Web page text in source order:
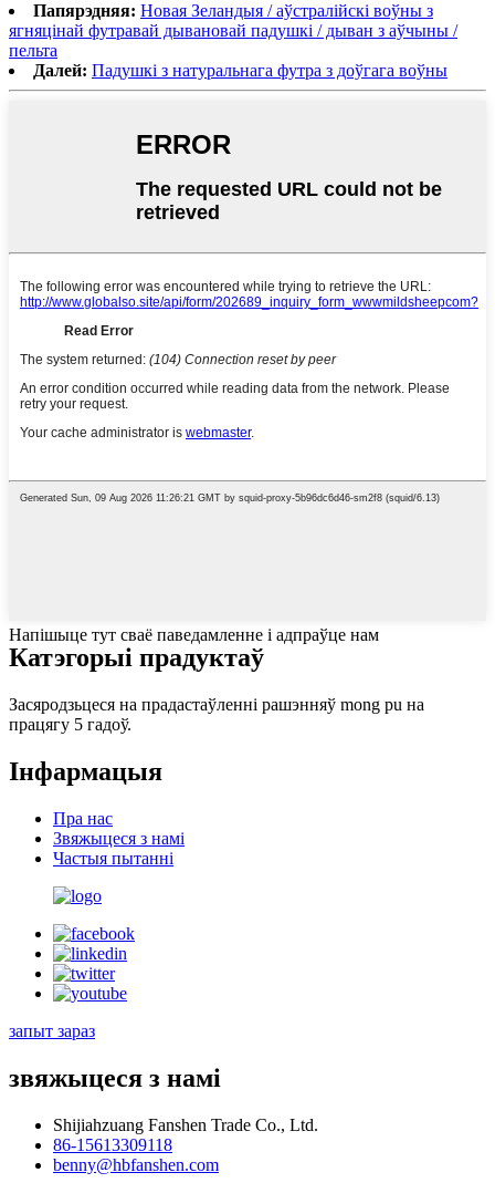
Папярэдняя: Новая Зеландыя / аўстралійскі воўны з
ягняцінай футравай дывановай падушкі / дыван з аўчыны /
пельта
Далей: Падушкі з натуральнага футра з доўгага воўны
Напішыце тут сваё паведамленне і адпраўце нам
Катэгорыі прадуктаў
Засяродзьцеся на прадастаўленні рашэнняў mong pu на
працягу 5 гадоў.
Інфармацыя
Пра нас
Звяжыцеся з намі
Частыя пытанні
запыт зараз
звяжыцеся з намі
Shijiahzuang Fanshen Trade Co., Ltd.
86-15613309118
benny@hbfanshen.com